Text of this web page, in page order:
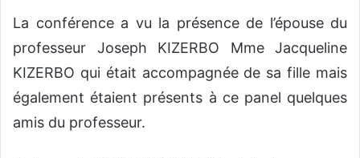
La conférence a vu la présence de l’épouse du
professeur Joseph KIZERBO Mme Jacqueline
KIZERBO qui était accompagnée de sa fille mais
également étaient présents à ce panel quelques
amis du professeur.